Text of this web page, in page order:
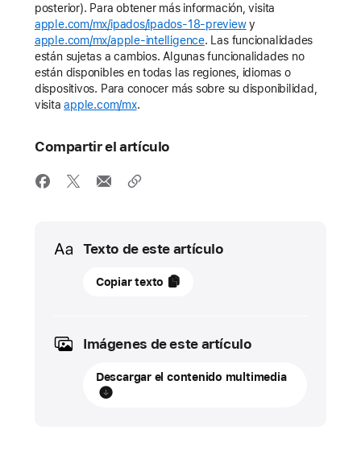
posterior). Para obtener más información, visita
apple.com/mx/ipados/ipados-18-previewy
apple.com/mx/apple-intelligence. Las funcionalidades
están sujetas a cambios. Algunas funcionalidades no
están disponibles en todas las regiones, idiomas o
dispositivos. Para conocer más sobre su disponibilidad,
visitaapple.com/mx.
Compartir el artículo
Texto de este artículo
16
de
ACTUALIZACIÓN
Copiar texto
Imágenes de este artículo
Descargar el contenido multimedia